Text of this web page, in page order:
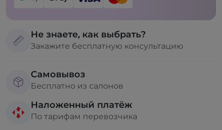
Не знаете, как выбрать?
Закажите бесплатную консультацию
Самовывоз
Бесплатно из салонов
Наложенный платёж
По тарифам перевозчика